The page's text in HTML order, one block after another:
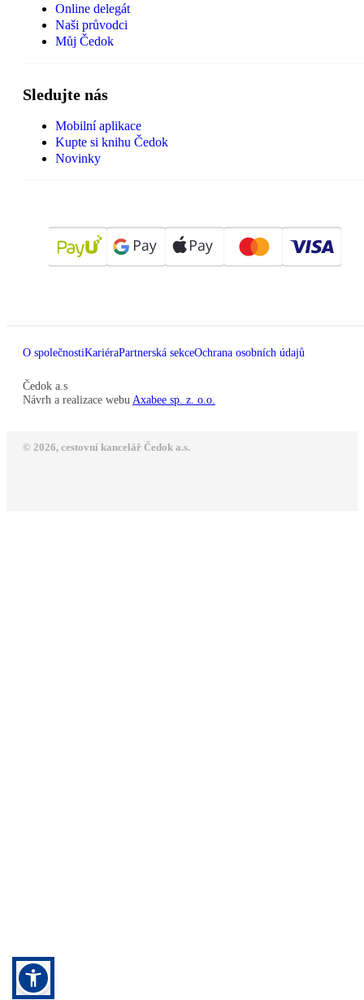
Online delegát
Naši průvodci
Můj Čedok
Sledujte nás
Mobilní aplikace
Kupte si knihu Čedok
Novinky
O společnostiKariéraPartnerská sekceOchrana osobních údajů
Čedok a.s
Návrh a realizace webu Axabee sp. z. o.o.
© 2026, cestovní kancelář Čedok a.s.